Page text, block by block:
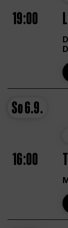
19:00
So6.9.
16:00